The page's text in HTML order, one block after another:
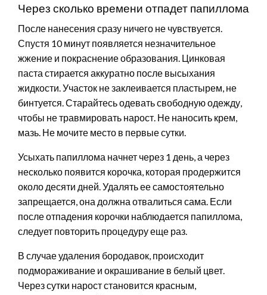
Через сколько времени отпадет папиллома
После нанесения сразу ничего не чувствуется.
Спустя 10 минут появляется незначительное
жжение и покраснение образования. Цинковая
паста стирается аккуратно после высыхания
жидкости. Участок не заклеивается пластырем, не
бинтуется. Старайтесь одевать свободную одежду,
чтобы не травмировать нарост. Не наносить крем,
мазь. Не мочите место в первые сутки.
Усыхать папиллома начнет через 1 день, а через
несколько появится корочка, которая продержится
около десяти дней. Удалять ее самостоятельно
запрещается, она должна отвалиться сама. Если
после отпадения корочки наблюдается папиллома,
следует повторить процедуру еще раз.
В случае удаления бородавок, происходит
подмораживание и окрашивание в белый цвет.
Через сутки нарост становится красным,